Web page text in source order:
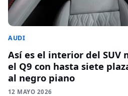
AUDI
Así es el interior del SUV
el Q9 con hasta siete
al negro piano
12 MAYO 2026